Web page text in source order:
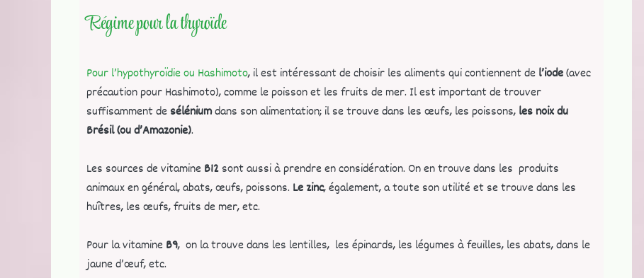
Régime pour la thyroïde
Pour l’hypothyroïdie ou Hashimoto, il est intéressant de choisir les aliments qui contiennent de l’iode(avec
précaution pour Hashimoto), comme le poisson et les fruits de mer. Il est important de trouver
suffisamment de séléniumdans son alimentation; il se trouve dans les œufs, les poissons, lesnoix du
Brésil (ou d’Amazonie).
Les sources de vitamine B12 sont aussi à prendre en considération. On en trouve dans les produits
animaux en général, abats, œufs, poissons. Le zinc, également, a toute son utilité et se trouve dans les
huîtres, les œufs, fruits de mer, etc.
Pour la vitamine B9, on la trouve dans les lentilles, les épinards, les légumes à feuilles, les abats, dans le
jaune d’œuf, etc.